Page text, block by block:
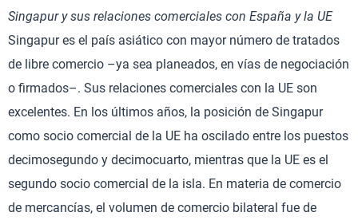
Singapur y sus relaciones comerciales con España y la UE
Singapur es el país asiático con mayor número de tratados
de libre comercio –ya sea planeados, en vías de negociación
o firmados–. Sus relaciones comerciales con la UE son
excelentes. En los últimos años, la posición de Singapur
como socio comercial de la UE ha oscilado entre los puestos
decimosegundo y decimocuarto, mientras que la UE es el
segundo socio comercial de la isla. En materia de comercio
de mercancías, el volumen de comercio bilateral fue de